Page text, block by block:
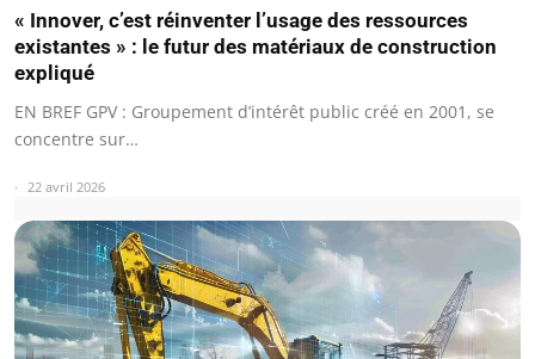
« Innover, c’est réinventer l’usage des ressources
existantes » : le futur des matériaux de construction
expliqué
EN BREF GPV : Groupement d’intérêt public créé en 2001, se
concentre sur…
22 avril 2026